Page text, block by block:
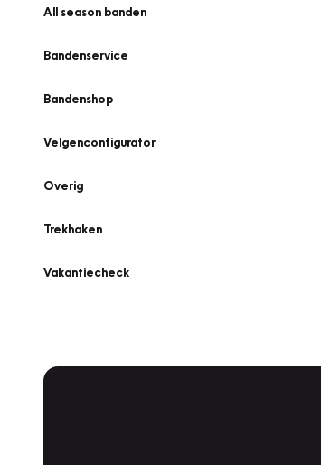
All season banden
Bandenservice
Bandenshop
Velgenconfigurator
Overig
Trekhaken
Vakantiecheck